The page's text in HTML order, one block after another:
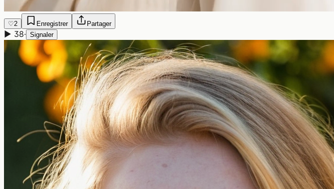
♡2 Enregistrer Partager
▶ 38· Signaler